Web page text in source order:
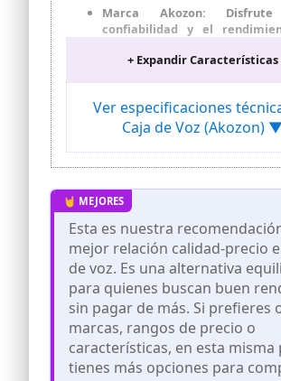
Marca Akozon:
confiabilidad y el
excelente servicio al cliente y
Diseño inalámbrico: La caja
teleasistencia ofrece la
un diseño inalámbrico, lo
colocarla en cualquier lugar
sin preocuparse por
Compatibilidad con redes:
inalámbrico fijo es compatible
de 1900/1800/900/850
garantiza una conexión
confiable en cualquier
Fácil de usar: El teléfono
teclado único y operación de
línea, lo que lo hace fácil de
personas de todas las edades.
Seguridad y confianza: El
+ Expandir Características
Ver especificaciones
Caja de Voz (Akozon) ▼
Esta es nuestra
mejor relación calidad-precio
de voz. Es una alternativa
para quienes buscan buen
sin pagar de más. Si prefieres
marcas, rangos de precio o
características, en esta misma
tienes más opciones para